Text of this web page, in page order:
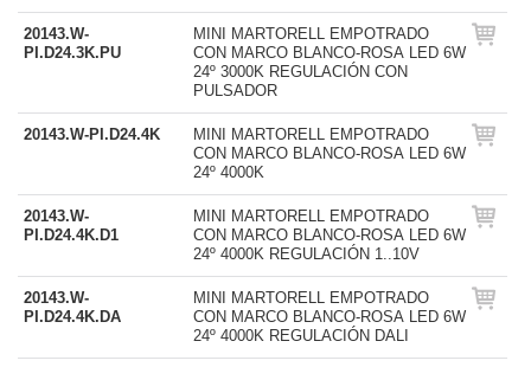
20143.W-
PI.D24.3K.PU
MINI MARTORELL EMPOTRADO
CON MARCO BLANCO-ROSA LED 6W
24º 3000K REGULACIÓN CON
PULSADOR
20143.W-PI.D24.4K
MINI MARTORELL EMPOTRADO
CON MARCO BLANCO-ROSA LED 6W
24º 4000K
20143.W-
PI.D24.4K.D1
MINI MARTORELL EMPOTRADO
CON MARCO BLANCO-ROSA LED 6W
24º 4000K REGULACIÓN 1..10V
20143.W-
PI.D24.4K.DA
MINI MARTORELL EMPOTRADO
CON MARCO BLANCO-ROSA LED 6W
24º 4000K REGULACIÓN DALI